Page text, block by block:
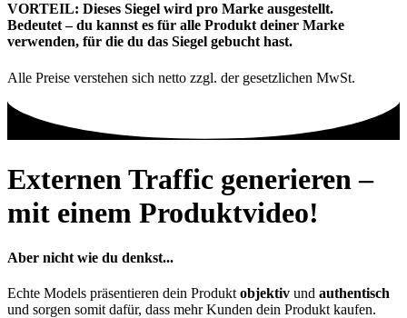
VORTEIL: Dieses Siegel wird pro Marke ausgestellt.
Bedeutet – du kannst es für alle Produkt deiner Marke
verwenden, für die du das Siegel gebucht hast.
Alle Preise verstehen sich netto zzgl. der gesetzlichen MwSt.
Externen Traffic generieren –
mit einem Produktvideo!
Aber nicht wie du denkst...
Echte Models präsentieren dein Produkt objektiv und authentisch
und sorgen somit dafür, dass mehr Kunden dein Produkt kaufen.